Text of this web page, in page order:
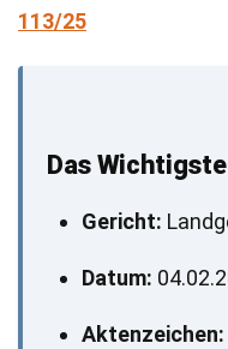
113/25
Das
Gericht:
Datum:
Aktenzeichen: